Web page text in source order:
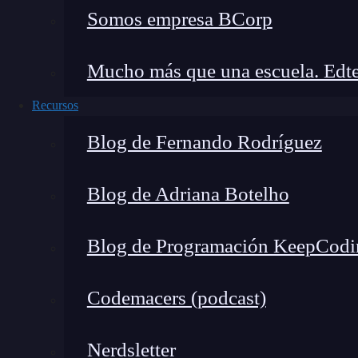
Somos empresa BCorp
Mucho más que una escuela.
Recursos
Blog de Fernando Rodríguez
Blog de Adriana Botelho
Blog de Programación
Codemacers (podcast)
Nerdsletter